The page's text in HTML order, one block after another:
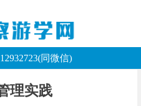
同微信)
理实践